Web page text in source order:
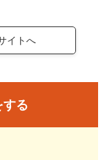
イトへ
する